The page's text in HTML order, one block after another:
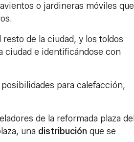
o jardineras móviles que
de la ciudad, y los toldos
ciudad e identificándose con
para calefacción,
de la reformada plaza del
una distribución que se